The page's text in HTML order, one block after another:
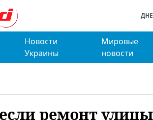
Новости
Украины
Мировые
новости
ремонт